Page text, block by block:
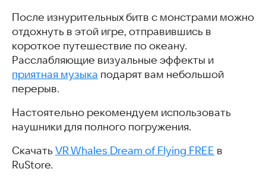
После изнурительных битв с монстрами можно
отдохнуть в этой игре, отправившись в
короткое путешествие по океану.
Расслабляющие визуальные эффекты и
приятная музыка подарят вам небольшой
перерыв.
Настоятельно рекомендуем использовать
наушники для полного погружения.
Скачать VR Whales Dream of Flying FREE в
RuStore.